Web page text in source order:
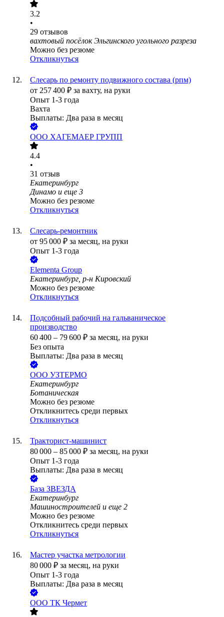
3.2
•
29 отзывов
вахтовый посёлок Эльгинского угольного разреза
Можно без резюме
Откликнуться
Слесарь по ремонту подвижного состава (рпм)
от 257 400 ₽ за вахту, на руки
Опыт 1-3 года
Вахта
Выплаты: Два раза в месяц
ООО ХАГЕМАЕР ГРУПП
4.4
•
31 отзыв
Екатеринбург
Динамо и еще 3
Можно без резюме
Откликнуться
Слесарь-ремонтник
от 95 000 ₽ за месяц, на руки
Опыт 1-3 года
Elementa Group
Екатеринбург, р-н Кировский
Можно без резюме
Откликнуться
Подсобный рабочий на гальваническое
производство
60 400 – 79 600 ₽ за месяц, на руки
Без опыта
Выплаты: Два раза в месяц
ООО УЗТЕРМО
Екатеринбург
Ботаническая
Можно без резюме
Откликнитесь среди первых
Откликнуться
Тракторист-машинист
80 000 – 85 000 ₽ за месяц, на руки
Опыт 1-3 года
Выплаты: Два раза в месяц
База ЗВЕЗДА
Екатеринбург
Машиностроителей и еще 2
Можно без резюме
Откликнитесь среди первых
Откликнуться
Мастер участка метрологии
80 000 ₽ за месяц, на руки
Опыт 1-3 года
Выплаты: Два раза в месяц
ООО ТК Чермет